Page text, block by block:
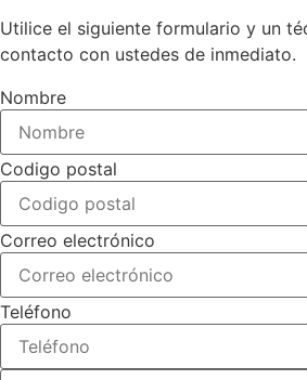
Utilice el siguiente formulario y un
contacto con ustedes de inmediato.
Nombre
Codigo postal
Correo electrónico
Teléfono